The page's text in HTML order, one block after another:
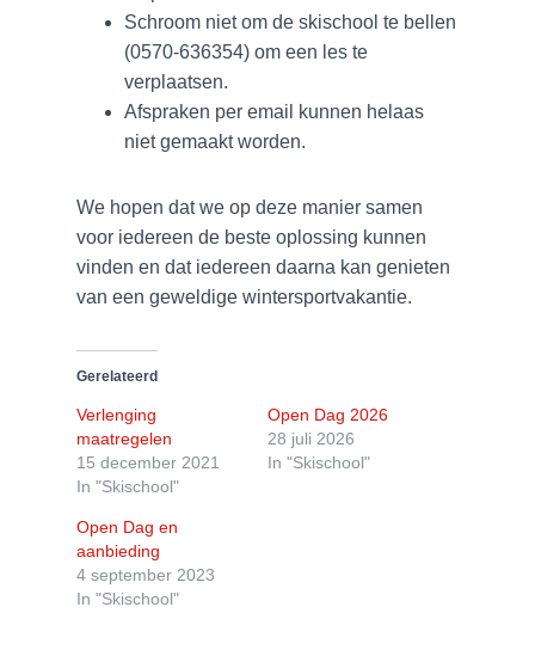
Schroom niet om de skischool te bellen
(0570-636354) om een les te
verplaatsen.
Afspraken per email kunnen helaas
niet gemaakt worden.
We hopen dat we op deze manier samen
voor iedereen de beste oplossing kunnen
vinden en dat iedereen daarna kan genieten
van een geweldige wintersportvakantie.
Gerelateerd
Verlenging
maatregelen
15 december 2021
In "Skischool"
Open Dag 2026
28 juli 2026
In "Skischool"
Open Dag en
aanbieding
4 september 2023
In "Skischool"